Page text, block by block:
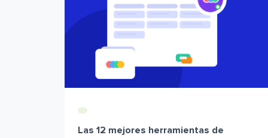
Las 12 mejores herramientas de